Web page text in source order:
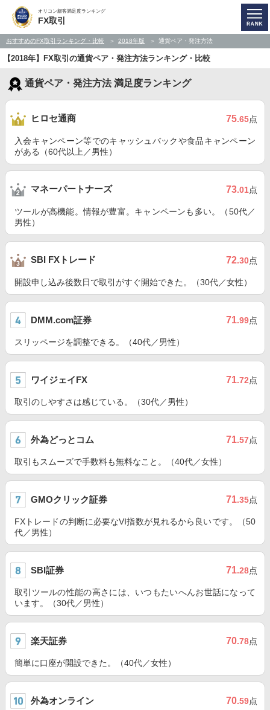
オリコン顧客満足度ランキング
FX取引
おすすめのFX取引ランキング・比較 2018年版 通貨ペア・発注方法
【2018年】FX取引の通貨ペア・発注方法ランキング・比較
通貨ペア・発注方法 満足度ランキング
ヒロセ通商 75.65点
入会キャンペーン等でのキャッシュバックや食品キャンペーン
がある（60代以上／男性）
マネーパートナーズ 73.01点
ツールが高機能。情報が豊富。キャンペーンも多い。（50代／
男性）
SBI FXトレード 72.30点
開設申し込み後数日で取引がすぐ開始できた。（30代／女性）
DMM.com証券 71.99点
スリッページを調整できる。（40代／男性）
ワイジェイFX 71.72点
取引のしやすさは感じている。（30代／男性）
外為どっとコム 71.57点
取引もスムーズで手数料も無料なこと。（40代／女性）
GMOクリック証券 71.35点
FXトレードの判断に必要なVI指数が見れるから良いです。（50
代／男性）
SBI証券 71.28点
取引ツールの性能の高さには、いつもたいへんお世話になって
います。（30代／男性）
楽天証券 70.78点
簡単に口座が開設できた。（40代／女性）
外為オンライン 70.59点